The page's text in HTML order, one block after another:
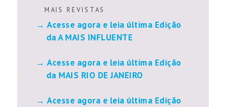
M A I S R E V I S T A S
Acesse agora e leia última Edição
da A MAIS INFLUENTE
Acesse agora e leia última Edição
da MAIS RIO DE JANEIRO
Acesse agora e leia última Edição